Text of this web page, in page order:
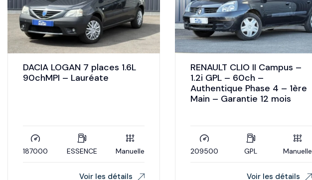
DACIA LOGAN 7 places 1.6L
90chMPI – Lauréate
187000 ESSENCE Manuelle
Voir les détails
RENAULT CLIO II Campus –
1.2i GPL – 60ch –
Authentique Phase 4 – 1ère
Main – Garantie 12 mois
209500 GPL Manuelle
Voir les détails